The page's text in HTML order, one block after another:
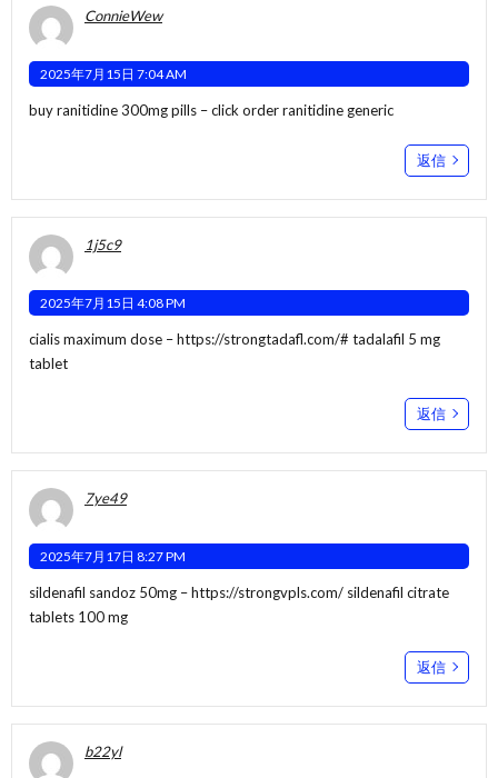
ConnieWew
2025年7月15日 7:04 AM
buy ranitidine 300mg pills –click order ranitidine generic
返信
1j5c9
2025年7月15日 4:08 PM
cialis maximum dose –https://strongtadafl.com/# tadalafil 5 mg
tablet
返信
7ye49
2025年7月17日 8:27 PM
sildenafil sandoz 50mg –https://strongvpls.com/ sildenafil citrate
tablets 100 mg
返信
b22yl